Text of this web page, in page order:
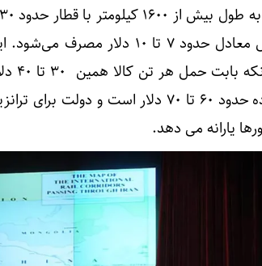
حمل آن حدود ۷ تا ۱۰ لیتر گازوئیل معادل
حمل
اما مصرف سوخت آن از طریق جاده حدود ۶۰ تا ۷۰